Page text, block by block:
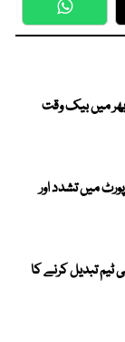
ملک بھر میں بیک وقت
میں تشدد اور
تبدیل کرنے کا